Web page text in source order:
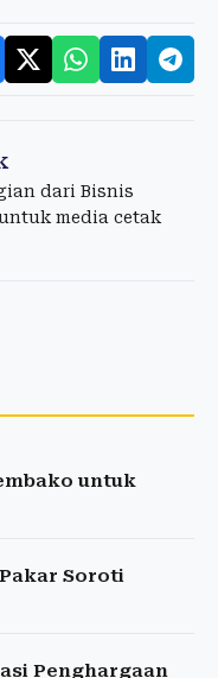
dari Bisnis
media cetak
untuk
Pakar Soroti
Penghargaan